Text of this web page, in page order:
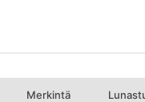
Merkintä